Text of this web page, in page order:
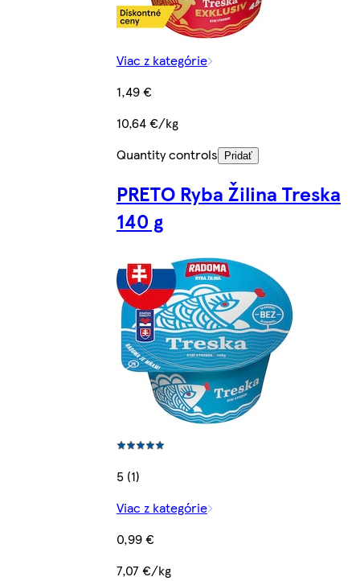
Viac z kategórie
1,49 €
10,64 €/kg
Quantity controls
Pridať
PRETO Ryba Žilina Treska
140 g
5 (1)
Viac z kategórie
0,99 €
7,07 €/kg